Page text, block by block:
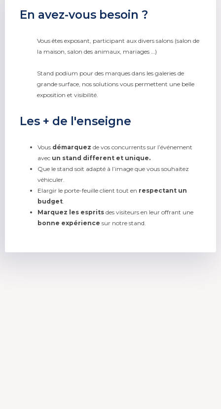
En avez-vous besoin ?
Vous êtes exposant, participant aux divers salons (salon de
la maison, salon des animaux, mariages …)
Stand podium pour des marques dans les galeries de
grande surface, nos solutions vous permettent une belle
exposition et visibilité.
Les + de l'enseigne
Vous démarquez de vos concurrents sur l’événement
avec un stand different et unique.
Que le stand soit adapté à l’image que vous souhaitez
véhiculer.
Elargir le porte-feuille client tout en respectant un
budget.
Marquez les esprits des visiteurs en leur offrant une
bonne expérience sur notre stand.